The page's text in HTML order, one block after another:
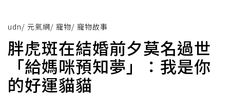
udn/ 元氣網/ 寵物/ 寵物故事
胖虎斑在結婚前夕莫名過世
「給媽咪預知夢」：我是你
的好運貓貓